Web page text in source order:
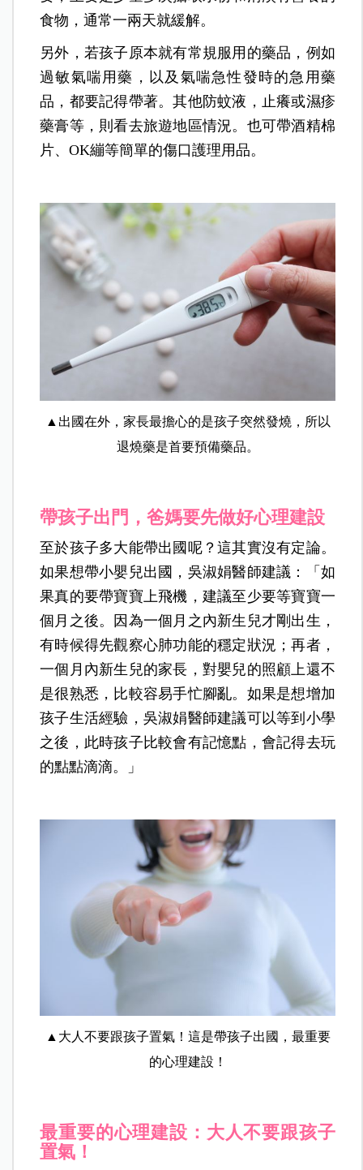
食物，通常一兩天就緩解。
另外，若孩子原本就有常規服用的藥品，例如
過敏氣喘用藥，以及氣喘急性發時的急用藥
品，都要記得帶著。其他防蚊液，止癢或濕疹
藥膏等，則看去旅遊地區情況。也可帶酒精棉
片、OK繃等簡單的傷口護理用品。
▲出國在外，家長最擔心的是孩子突然發燒，所以
退燒藥是首要預備藥品。
帶孩子出門，爸媽要先做好心理建設
至於孩子多大能帶出國呢？這其實沒有定論。
如果想帶小嬰兒出國，吳淑娟醫師建議：「如
果真的要帶寶寶上飛機，建議至少要等寶寶一
個月之後。因為一個月之內新生兒才剛出生，
有時候得先觀察心肺功能的穩定狀況；再者，
一個月內新生兒的家長，對嬰兒的照顧上還不
是很熟悉，比較容易手忙腳亂。如果是想增加
孩子生活經驗，吳淑娟醫師建議可以等到小學
之後，此時孩子比較會有記憶點，會記得去玩
的點點滴滴。」
▲大人不要跟孩子置氣！這是帶孩子出國，最重要
的心理建設！
最重要的心理建設：大人不要跟孩子
置氣！